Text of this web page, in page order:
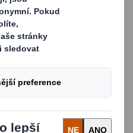
tradici pivovaru